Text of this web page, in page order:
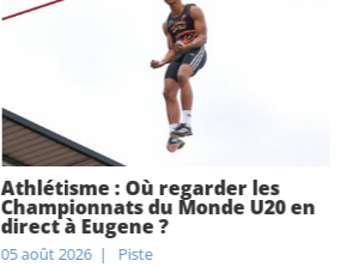
Athlétisme : Où regarder les
Championnats du Monde U20 en
direct à Eugene ?
05 août 2026 | Piste